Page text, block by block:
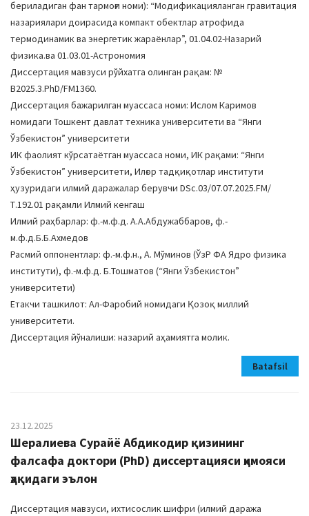
бериладиган фан тармоғи номи): “Модификацияланган гравитация
назариялари доирасида компакт обектлар атрофида
термодинамик ва энергетик жараёнлар”, 01.04.02-Назарий
физика.ва 01.03.01-Астрономия
Диссертация мавзуси рўйхатга олинган рақам: №
В2025.3.PhD/FM1360.
Диссертация бажарилган муассаса номи: Ислом Каримов
номидаги Тошкент давлат техника университети ва “Янги
Ўзбекистон” университети
ИК фаолият кўрсатаётган муассаса номи, ИК рақами: “Янги
Ўзбекистон” университети, Илғор тадқиқотлар институти
ҳузуридаги илмий даражалар берувчи DSc.03/07.07.2025.FM/
Т.192.01 рақамли Илмий кенгаш
Илмий раҳбарлар: ф.-м.ф.д. А.А.Абдужаббаров, ф.-
м.ф.д.Б.Б.Ахмедов
Расмий оппонентлар: ф.-м.ф.н., А. Мўминов (ЎзР ФА Ядро физика
институти), ф.-м.ф.д. Б.Тошматов (“Янги Ўзбекистон”
университети)
Етакчи ташкилот: Ал-Фаробий номидаги Қозоқ миллий
университети.
Диссертация йўналиши: назарий аҳамиятга молик.
Batafsil
23.12.2025
Шералиева Сурайё Абдикодир қизининг
фалсафа доктори (PhD) диссертацияси ҳимояси
ҳақидаги эълон
Диссертация мавзуси, ихтисослик шифри (илмий даража